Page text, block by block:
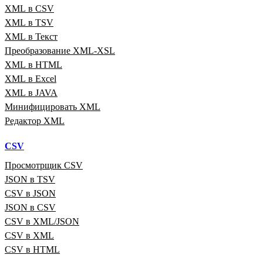
XML в CSV
XML в TSV
XML в Текст
Преобразование XML‑XSL
XML в HTML
XML в Excel
XML в JAVA
Минифицировать XML
Редактор XML
CSV
Просмотрщик CSV
JSON в TSV
CSV в JSON
JSON в CSV
CSV в XML/JSON
CSV в XML
CSV в HTML